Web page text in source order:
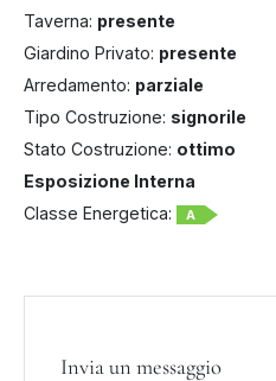
Taverna: presente
Giardino Privato: presente
Arredamento: parziale
Tipo Costruzione: signorile
Stato Costruzione: ottimo
Esposizione Interna
Classe Energetica:
A
Invia un messaggio